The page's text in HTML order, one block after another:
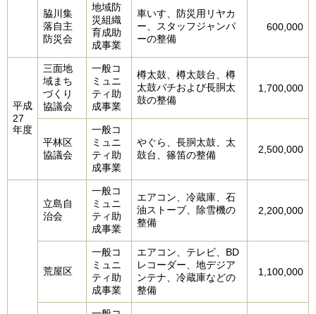
脇川集
落自主
防災会
地域防
災組織
育成助
成事業
車いす、防災用リヤカ
ー、スタッフジャンパ
ーの整備
600,000
平成
27
年度
三面地
域まち
づくり
協議会
一般コ
ミュニ
ティ助
成事業
樽太鼓、樽太鼓台、樽
太鼓バチおよび長胴太
鼓の整備
1,700,000
平林区
協議会
一般コ
ミュニ
ティ助
成事業
やぐら、長胴太鼓、太
鼓台、篠笛の整備
2,500,000
立島自
治会
一般コ
ミュニ
ティ助
成事業
エアコン、冷蔵庫、石
油ストーブ、除雪機の
整備
2,200,000
荒屋区
一般コ
ミュニ
ティ助
成事業
エアコン、テレビ、BD
レコーダー、地デジア
ンテナ、冷蔵庫などの
整備
1,100,000